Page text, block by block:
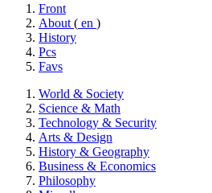
Front
About ( en )
History
Pcs
Favs
World & Society
Science & Math
Technology & Security
Arts & Design
History & Geography
Business & Economics
Philosophy